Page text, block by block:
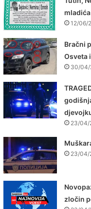
12/06/
Bračni
Osveta
30/04/
23/04/
23/04/
zločin